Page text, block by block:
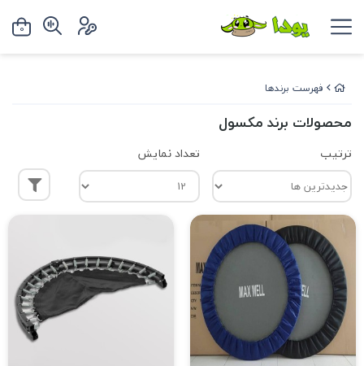
فهرست برندها
محصولات برند مکسول
ترتیب تعداد نمایش
0